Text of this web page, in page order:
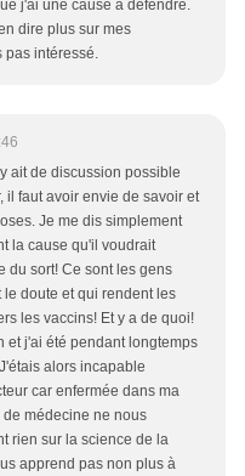
j'ai une cause à défendre.
dire plus sur mes
pas intéressé.
ait de discussion possible
il faut avoir envie de savoir et
Je me dis simplement
la cause qu'il voudrait
du sort! Ce sont les gens
doute et qui rendent les
les vaccins! Et y a de quoi!
et j'ai été pendant longtemps
alors incapable
car enfermée dans ma
médecine ne nous
rien sur la science de la
apprend pas non plus à